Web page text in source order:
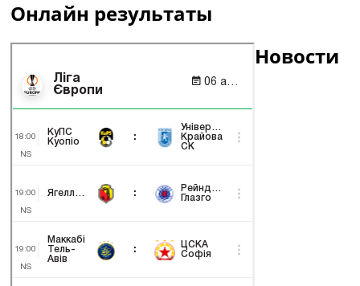
Онлайн результаты
Новости